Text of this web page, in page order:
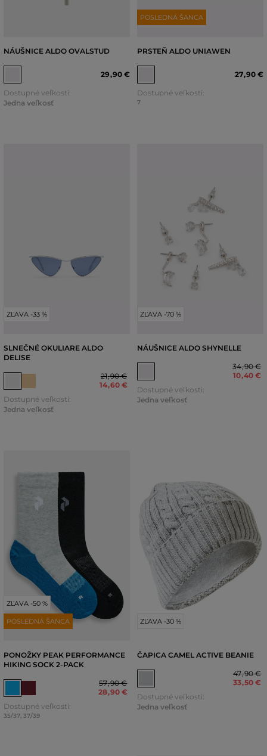
NÁUŠNICE ALDO OVALSTUD
29,90 €
Dostupné veľkosti:
Jedna veľkosť
POSLEDNÁ ŠANCA
PRSTEŇ ALDO UNIAWEN
27,90 €
Dostupné veľkosti:
7
ZĽAVA -33 %
SLNEČNÉ OKULIARE ALDO
DELISE
21,90 €
14,60 €
Dostupné veľkosti:
Jedna veľkosť
ZĽAVA -70 %
NÁUŠNICE ALDO SHYNELLE
34,90 €
10,40 €
Dostupné veľkosti:
Jedna veľkosť
ZĽAVA -50 %
POSLEDNÁ ŠANCA
PONOŽKY PEAK PERFORMANCE
HIKING SOCK 2-PACK
57,90 €
28,90 €
Dostupné veľkosti:
35/37, 37/39
ZĽAVA -30 %
ČAPICA CAMEL ACTIVE BEANIE
47,90 €
33,50 €
Dostupné veľkosti:
Jedna veľkosť